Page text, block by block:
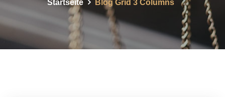
Startseite Blog Grid 3 Columns